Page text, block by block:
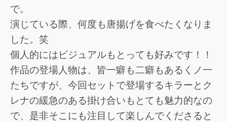
で。
演じている際、何度も唐揚げを食べたくなりま
した。笑
個人的にはビジュアルもとっても好みです！！
作品の登場人物は、皆一癖も二癖もあるくノ一
たちですが、今回セットで登場するキラーとク
レナの緩急のある掛け合いもとても魅力的なの
で、是非そこにも注目して楽しんでくださると